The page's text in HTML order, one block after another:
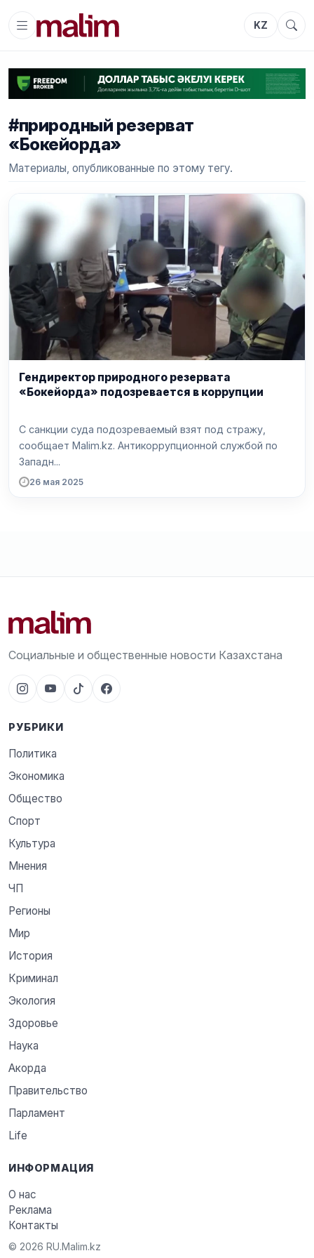
KZ
#природный резерват
«Бокейорда»
Материалы, опубликованные по этому тегу.
Гендиректор природного резервата
«Бокейорда» подозревается в коррупции
С санкции суда подозреваемый взят под стражу,
сообщает Malim.kz. Антикоррупционной службой по
Западн...
26 мая 2025
Социальные и общественные новости Казахстана
РУБРИКИ
Политика
Экономика
Общество
Спорт
Культура
Мнения
ЧП
Регионы
Мир
История
Криминал
Экология
Здоровье
Наука
Акорда
Правительство
Парламент
Life
ИНФОРМАЦИЯ
О нас
Реклама
Контакты
© 2026 RU.Malim.kz